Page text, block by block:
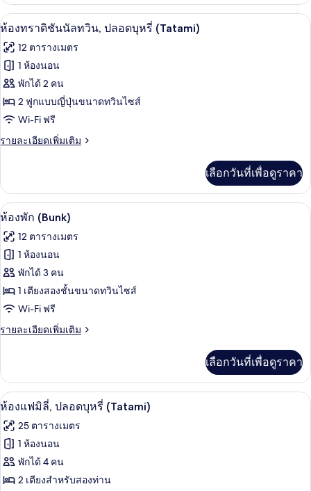
กับ
ห้อง
ปลอด
บุหรี่
เปิด
ภาพถ่าย
ทั้งหมด
ของ
ห้อง
ทราดิ
ชัน
ทวิน,
ปลอด
บุหรี่
(Tatami)
ห้องทราดิชันนัลทวิน, ปลอดบุหรี่
9
ห้องทราดิชันนัลทวิน, ปลอดบุหรี่ (Tatami)
12 ตารางเมตร
1 ห้องนอน
พักได้ 2 คน
2 ฟูกแบบญี่ปุ่นขนาดทวินไซส์
Wi-Fi ฟรี
รายละเอียดเพิ่มเติม
ราย
เกี่ยว
กับ
ห้อง
ชัน
นัล
ทวิ
น,
ปลอด
บุหรี่
(Tatami)
เลือกวันที่เพื่อดูราคา
เปิด
ภาพถ่าย
ทั้งหมด
ของ
ห้อง
พัก
(Bunk)
ห้องพัก (Bunk) | โต๊ะทำงาน, พื้นที่ทำ
6
ห้องพัก (Bunk)
12 ตารางเมตร
1 ห้องนอน
พักได้ 3 คน
1 เตียงสองชั้นขนาดทวินไซส์
Wi-Fi ฟรี
รายละเอียดเพิ่มเติม
ราย
เกี่ยว
กับ
ห้อง
(Bunk)
เลือกวันที่เพื่อดูราคา
เปิด
ภาพถ่าย
ทั้งหมด
ของ
ห้อง
ห้องแฟมิลี่, ปลอดบุหรี่ (Tatami) | โต๊ะ
7
ห้องแฟมิลี่, ปลอดบุหรี่ (Tatami)
25 ตารางเมตร
1 ห้องนอน
พักได้ 4 คน
2 เตียงสำหรับสองท่าน